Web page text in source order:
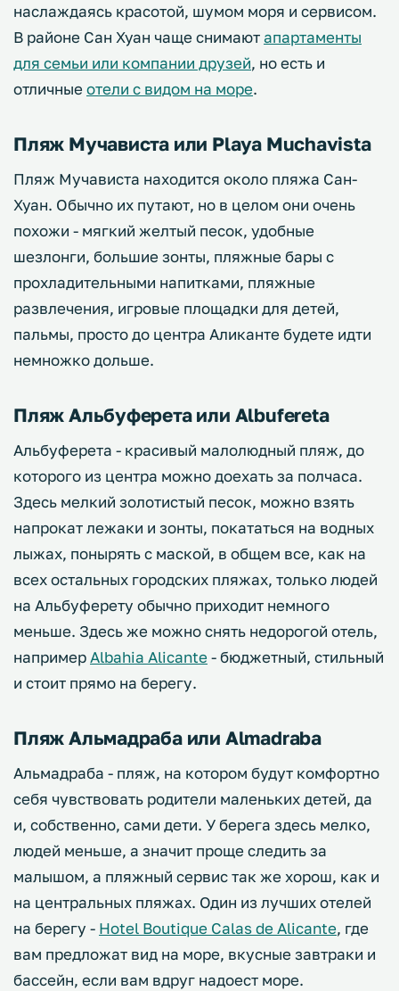
наслаждаясь красотой, шумом моря и сервисом.
В районе Сан Хуан чаще снимаютапартаменты
для семьи или компании друзей, но есть и
отличные отели с видом на море.
Пляж Мучависта или Playa Muchavista
Пляж Мучависта находится около пляжа Сан-
Хуан. Обычно их путают, но в целом они очень
похожи - мягкий желтый песок, удобные
шезлонги, большие зонты, пляжные бары с
прохладительными напитками, пляжные
развлечения, игровые площадки для детей,
пальмы, просто до центра Аликанте будете идти
немножко дольше.
Пляж Альбуферета или Albufereta
Альбуферета - красивый малолюдный пляж, до
которого из центра можно доехать за полчаса.
Здесь мелкий золотистый песок, можно взять
напрокат лежаки и зонты, покататься на водных
лыжах, понырять с маской, в общем все, как на
всех остальных городских пляжах, только людей
на Альбуферету обычно приходит немного
меньше. Здесь же можно снять недорогой отель,
например Albahia Alicante - бюджетный, стильный
и стоит прямо на берегу.
Пляж Альмадраба или Almadraba
Альмадраба - пляж, на котором будут комфортно
себя чувствовать родители маленьких детей, да
и, собственно, сами дети. У берега здесь мелко,
людей меньше, а значит проще следить за
малышом, а пляжный сервис так же хорош, как и
на центральных пляжах. Один из лучших отелей
на берегу - Hotel Boutique Calas de Alicante, где
вам предложат вид на море, вкусные завтраки и
бассейн, если вам вдруг надоест море.